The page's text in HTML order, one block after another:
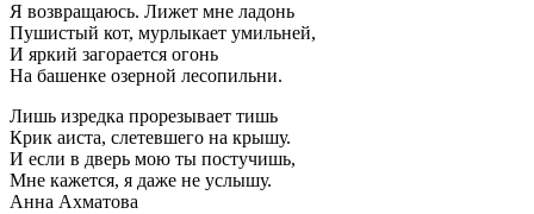
Я возвращаюсь. Лижет мне ладонь
Пушистый кот, мурлыкает умильней,
И яркий загорается огонь
На башенке озерной лесопильни.
Лишь изредка прорезывает тишь
Крик аиста, слетевшего на крышу.
И если в дверь мою ты постучишь,
Мне кажется, я даже не услышу.
Анна Ахматова